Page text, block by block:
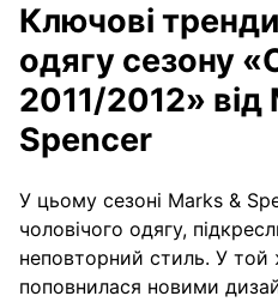
Ключові
одягу сезону
2011/2012» від
Spencer
У цьому сезоні Marks &
чоловічого одягу,
неповторний стиль. У той
поповнилася новими